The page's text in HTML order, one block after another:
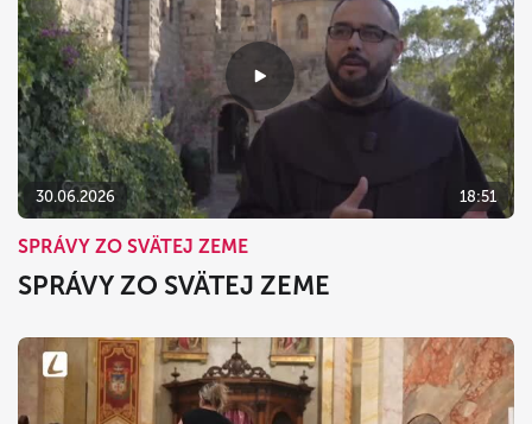
30.06.2026 18:51
SPRÁVY ZO SVÄTEJ ZEME
SPRÁVY ZO SVÄTEJ ZEME